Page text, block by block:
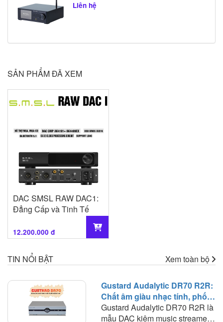
Liên hệ
SẢN PHẨM ĐÃ XEM
DAC SMSL RAW DAC1:
Đẳng Cấp và Tinh Tế
12.200.000 đ
TIN NỔI BẬT Xem toàn bộ
Gustard Audalytic DR70 R2R:
Chất âm giàu nhạc tính, phối
ghép linh hoạt trong hệ thống
nghe nhạc số
Gustard Audalytic DR70 R2R là
mẫu DAC kiêm music streamer